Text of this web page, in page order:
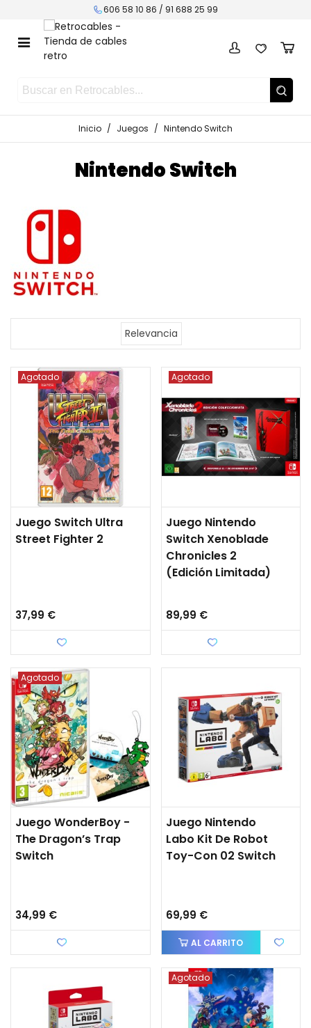
606 58 10 86 / 91 688 25 99
Inicio / Juegos / Nintendo Switch
Nintendo Switch
Relevancia
Agotado
Juego Switch Ultra
Street Fighter 2
37,99 €
Agotado
Juego Nintendo
Switch Xenoblade
Chronicles 2
(Edición Limitada)
89,99 €
Agotado
Juego WonderBoy -
The Dragon’s Trap
Switch
34,99 €
Juego Nintendo
Labo Kit De Robot
Toy-Con 02 Switch
69,99 €
AL CARRITO
Agotado